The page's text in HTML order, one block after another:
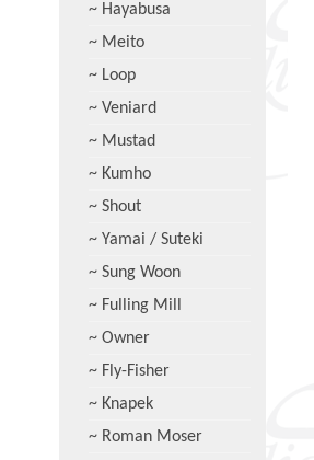
~ Hayabusa
~ Meito
~ Loop
~ Veniard
~ Mustad
~ Kumho
~ Shout
~ Yamai / Suteki
~ Sung Woon
~ Fulling Mill
~ Owner
~ Fly-Fisher
~ Knapek
~ Roman Moser